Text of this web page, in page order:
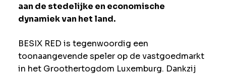
aan de stedelijke en economische
dynamiek van het land.
BESIX RED is tegenwoordig een
toonaangevende speler op de vastgoedmarkt
in het Groothertogdom Luxemburg. Dankzij